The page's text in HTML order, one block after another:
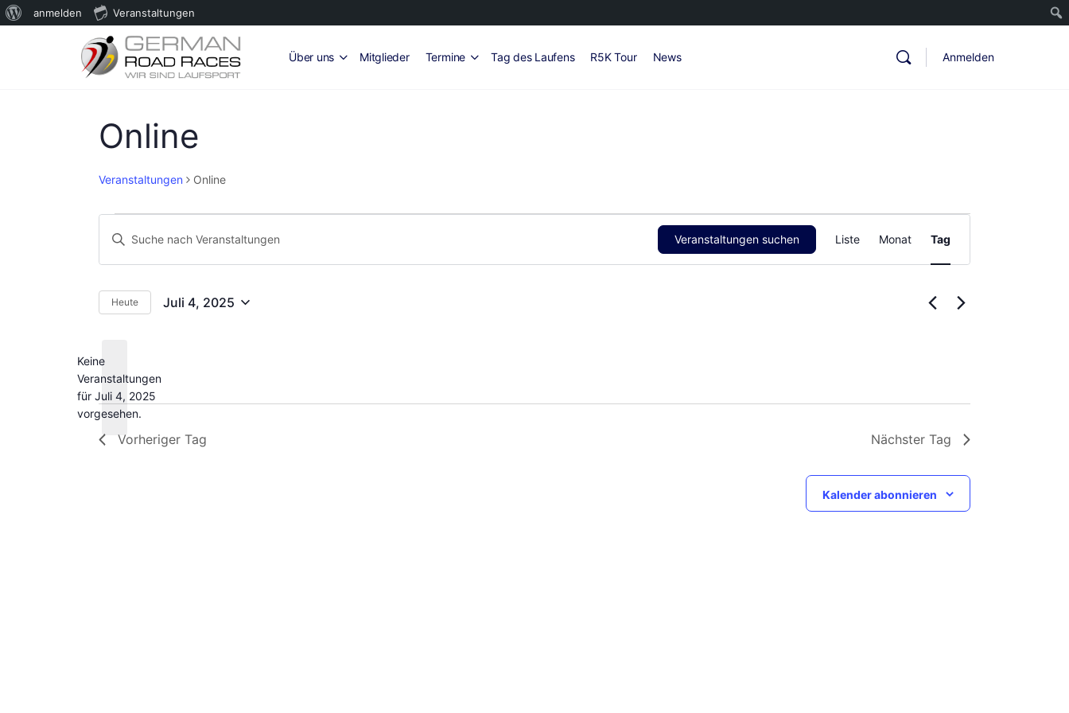
Über
anmelden Veranstaltungen
Über uns Mitglieder Termine Tag des Laufens R5K Tour News Anmelden
Online
Veranstaltungen Online
für
4,
Hinweis
Keine
Veranstaltungen
für Juli 4, 2025
vorgesehen.
Suche
Ansichten,
Bitte
Suche
Schlüsselwort.
Veranstaltungen suchen
Ansichten-
Navigation
Liste Monat Tag
Heute
Juli 4, 2025
Vorheriger Tag Nächster Tag
Kalender abonnieren